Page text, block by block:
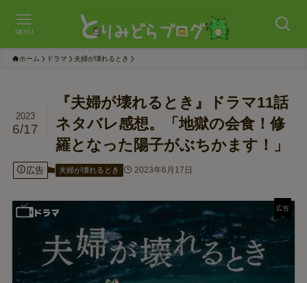
MENU
ホーム ドラマ 夫婦が壊れるとき
『夫婦が壊れるとき』ドラマ11話
ネタバレ感想。「地獄の会食！修
羅となった陽子がぶちかます！」
2023
6/17
広告 夫婦が壊れるとき 2023年6月17日